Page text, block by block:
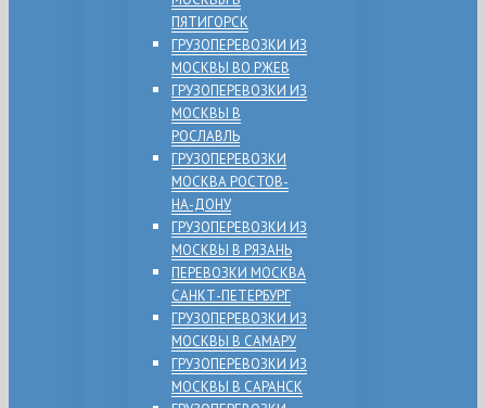
ПЯТИГОРСК
ГРУЗОПЕРЕВОЗКИ ИЗ
МОСКВЫ ВО РЖЕВ
ГРУЗОПЕРЕВОЗКИ ИЗ
МОСКВЫ В
РОСЛАВЛЬ
ГРУЗОПЕРЕВОЗКИ
МОСКВА РОСТОВ-
НА-ДОНУ
ГРУЗОПЕРЕВОЗКИ ИЗ
МОСКВЫ В РЯЗАНЬ
ПЕРЕВОЗКИ МОСКВА
САНКТ-ПЕТЕРБУРГ
ГРУЗОПЕРЕВОЗКИ ИЗ
МОСКВЫ В САМАРУ
ГРУЗОПЕРЕВОЗКИ ИЗ
МОСКВЫ В САРАНСК